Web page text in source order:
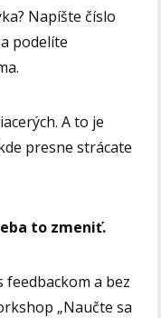
Napíšte číslo
podelíte
A to je
presne strácate
to zmeniť.
feedbackom a bez
„Naučte sa